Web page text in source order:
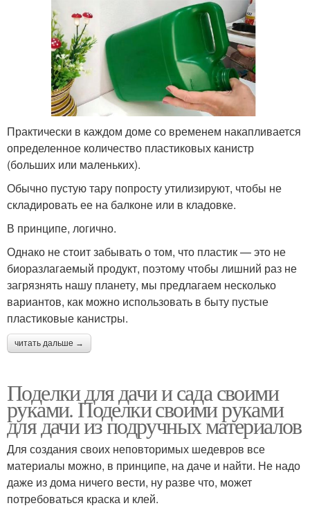
Практически в каждом доме со временем накапливается
определенное количество пластиковых канистр
(больших или маленьких).
Обычно пустую тару попросту утилизируют, чтобы не
складировать ее на балконе или в кладовке.
В принципе, логично.
Однако не стоит забывать о том, что пластик — это не
биоразлагаемый продукт, поэтому чтобы лишний раз не
загрязнять нашу планету, мы предлагаем несколько
вариантов, как можно использовать в быту пустые
пластиковые канистры.
читать дальше →
Поделки для дачи и сада своими
руками. Поделки своими руками
для дачи из подручных материалов
Для создания своих неповторимых шедевров все
материалы можно, в принципе, на даче и найти. Не надо
даже из дома ничего вести, ну разве что, может
потребоваться краска и клей.